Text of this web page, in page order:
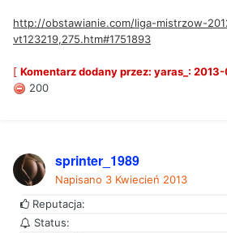
http://obstawianie.com/liga-mistrzow-
vt123219,275.htm#1751893
[ Komentarz dodany przez: yaras_:
200
sprinter_1989
Napisano 3 Kwiecień 2013
Reputacja:
Status: